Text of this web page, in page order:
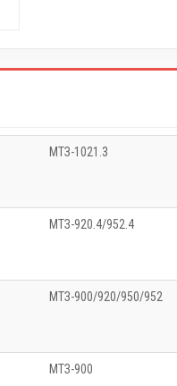
МТЗ-1021.3
МТЗ-920.4/952.4
МТЗ-900/920/950/952
МТЗ-900